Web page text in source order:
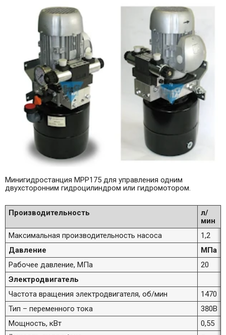
Минигидростанция МРР175 для управления одним
двухсторонним гидроцилиндром или гидромотором.
Производительность
л/
мин
Максимальная производительность насоса
1,2
Давление
МПа
Рабочее давление, МПа
20
Электродвигатель
Частота вращения электродвигателя, об/мин
1470
Тип – переменного тока
380В
Мощность, кВт
0,55